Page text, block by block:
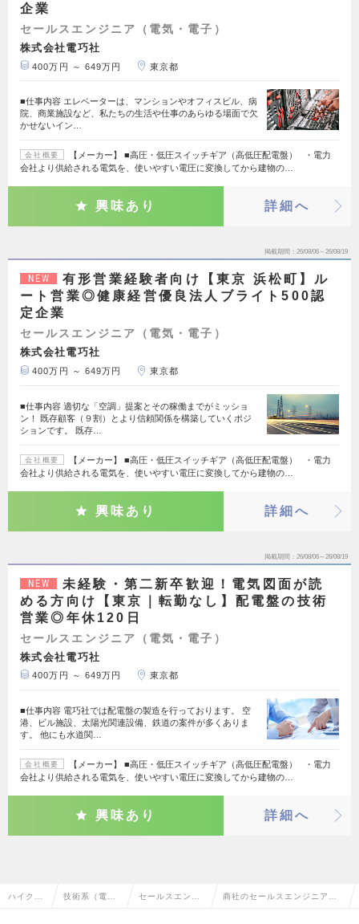
企業
セールスエンジニア（電気・電子）
株式会社電巧社
400万円 ～ 649万円 東京都
■仕事内容 エレベーターは、マンションやオフィスビル、病
院、商業施設など、私たちの生活や仕事のあらゆる場面で欠
かせないイン…
会社概要
【メーカー】 ■高圧・低圧スイッチギア（高低圧配電盤） ・電力
会社より供給される電気を、使いやすい電圧に変換してから建物の…
興味あり 詳細へ
掲載期間 26/08/06～26/08/19
NEW
有形営業経験者向け【東京 浜松町】ル
ート営業◎健康経営優良法人ブライト500認
定企業
セールスエンジニア（電気・電子）
株式会社電巧社
400万円 ～ 649万円 東京都
■仕事内容 適切な「空調」提案とその稼働までがミッショ
ン！ 既存顧客（９割）とより信頼関係を構築していくポジ
ションです。 既存…
会社概要
【メーカー】 ■高圧・低圧スイッチギア（高低圧配電盤） ・電力
会社より供給される電気を、使いやすい電圧に変換してから建物の…
興味あり 詳細へ
掲載期間 26/08/06～26/08/19
NEW
未経験・第二新卒歓迎！電気図面が読
める方向け【東京｜転勤なし】配電盤の技術
営業◎年休120日
セールスエンジニア（電気・電子）
株式会社電巧社
400万円 ～ 649万円 東京都
■仕事内容 電巧社では配電盤の製造を行っております。 空
港、ビル施設、太陽光関連設備、鉄道の案件が多くありま
す。 他にも水道関…
会社概要
【メーカー】 ■高圧・低圧スイッチギア（高低圧配電盤） ・電力
会社より供給される電気を、使いやすい電圧に変換してから建物の…
興味あり 詳細へ
ハイクラ 技術系（電 セールスエンジ 商社のセールスエンジニア